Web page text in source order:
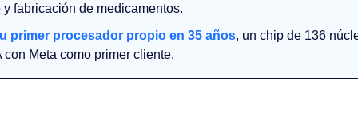
fabricación de medicamentos.
primer procesador propio en 35 años, un chip de 136
con Meta como primer cliente.